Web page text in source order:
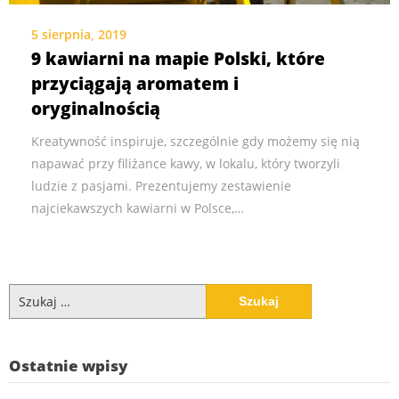
5 sierpnia, 2019
9 kawiarni na mapie Polski, które
przyciągają aromatem i
oryginalnością
Kreatywność inspiruje, szczególnie gdy możemy się nią
napawać przy filiżance kawy, w lokalu, który tworzyli
ludzie z pasjami. Prezentujemy zestawienie
najciekawszych kawiarni w Polsce,…
Ostatnie wpisy